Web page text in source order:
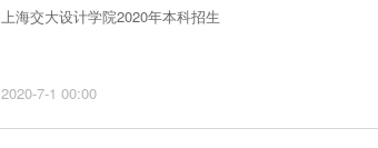
上海交大设计学院2020年本科招生
2020-7-1 00:00